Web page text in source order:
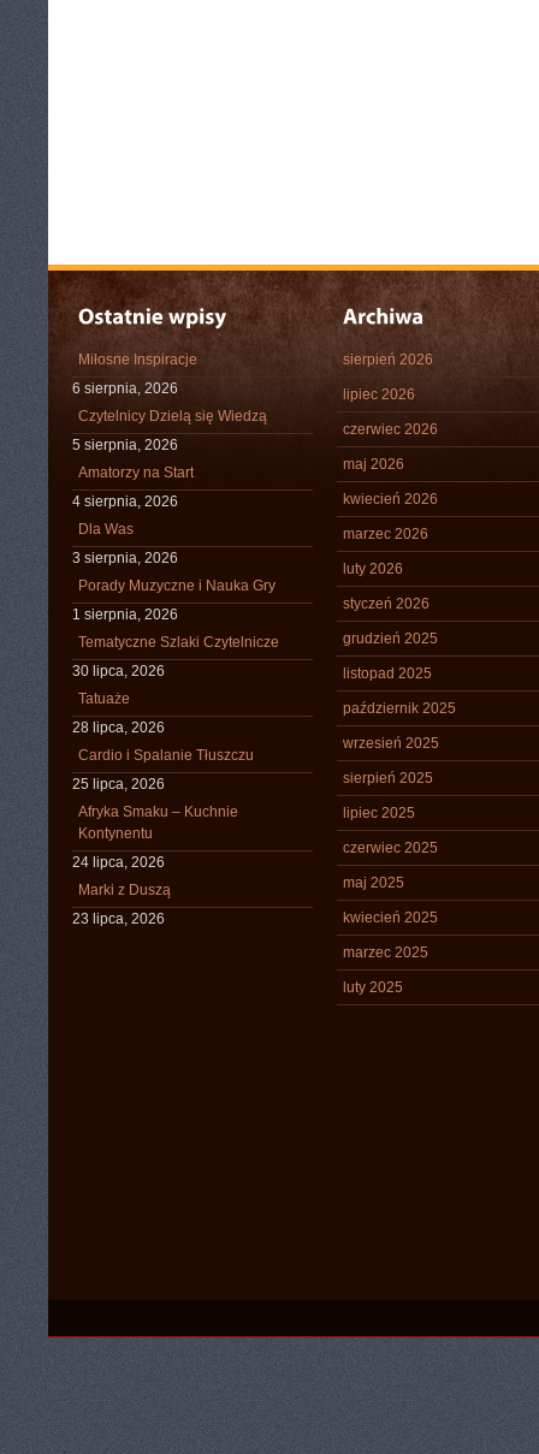
Miłosne Inspiracje
6 sierpnia, 2026
Czytelnicy Dzielą się Wiedzą
5 sierpnia, 2026
Amatorzy na Start
4 sierpnia, 2026
Dla Was
3 sierpnia, 2026
Porady Muzyczne i Nauka Gry
1 sierpnia, 2026
Tematyczne Szlaki Czytelnicze
30 lipca, 2026
Tatuaże
28 lipca, 2026
Cardio i Spalanie Tłuszczu
25 lipca, 2026
Afryka Smaku – Kuchnie
Kontynentu
24 lipca, 2026
Marki z Duszą
23 lipca, 2026
sierpień 2026
lipiec 2026
czerwiec 2026
maj 2026
kwiecień 2026
marzec 2026
luty 2026
styczeń 2026
grudzień 2025
listopad 2025
październik 2025
wrzesień 2025
sierpień 2025
lipiec 2025
czerwiec 2025
maj 2025
kwiecień 2025
marzec 2025
luty 2025